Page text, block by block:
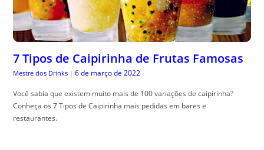
7 Tipos de Caipirinha de Frutas Famosas
Mestre dos Drinks | 6 de março de 2022
Você sabia que existem muito mais de 100 variações de caipirinha?
Conheça os 7 Tipos de Caipirinha mais pedidas em bares e
restaurantes.